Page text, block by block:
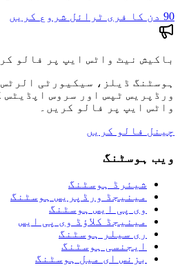
90 دن کا فری ٹرائل شروع کریں
باکیش نیٹ واٹس ایپ پر فالو
ہوسٹنگ ڈیلز، سیکیورٹی
ورڈپریس ٹپس اور سروس اپڈیٹس
واٹس ایپ پر فالو کریں۔
چینل فالو کریں
ویب ہوسٹنگ
شیئرڈ ہوسٹنگ
مینیجڈ ورڈپریس ہوسٹنگ
وی پی ایس ہوسٹنگ
مینیجڈ کلاؤڈ وی پی ایس
ری سیلر ہوسٹنگ
ایجنسی ہوسٹنگ
بزنس ای میل ہوسٹنگ